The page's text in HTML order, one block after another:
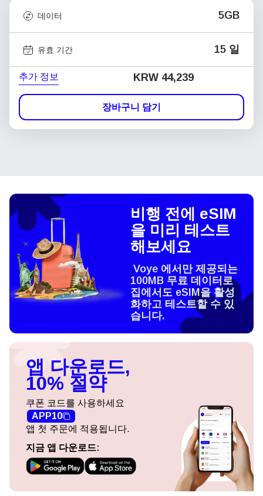
데이터 5GB
유효 기간 15 일
추가 정보 KRW 44,239
장바구니 담기
비행 전에 eSIM
을 미리 테스트
해보세요
Voye 에서만 제공되는
100MB 무료 데이터로
집에서도 eSIM을 활성
화하고 테스트할 수 있
습니다.
앱 다운로드,
10% 절약
쿠폰 코드를 사용하세요
APP10
앱 첫 주문에 적용됩니다.
지금 앱 다운로드: